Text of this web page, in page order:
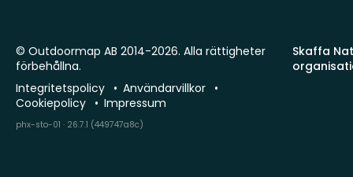
Skaffa
© Outdoormap AB 2014-2026. Alla rättigheter
förbehållna.
Integritetspolicy
Användarvillkor
Cookiepolicy
Impressum
phx-sto-01 · 26.7.1 (449747a8c)